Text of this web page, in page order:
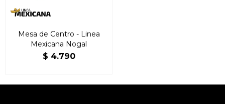
Mesa de Centro - Linea
Mexicana Nogal
$ 4.790